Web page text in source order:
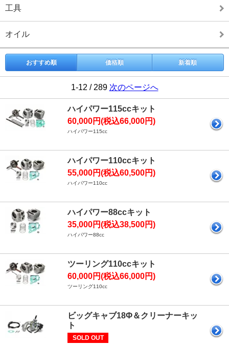
工具
オイル
おすすめ順 価格順 新着順
1-12 / 289 次のページへ
ハイパワー115ccキット
60,000円(税込66,000円)
ハイパワー115cc
ハイパワー110ccキット
55,000円(税込60,500円)
ハイパワー110cc
ハイパワー88ccキット
35,000円(税込38,500円)
ハイパワー88cc
ツーリング110ccキット
60,000円(税込66,000円)
ツーリング110cc
ビッグキャブ18Φ＆クリーナーキッ
ト
SOLD OUT